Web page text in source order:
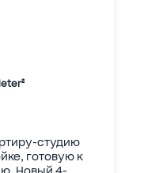
студию
готовую к
Новый 4-